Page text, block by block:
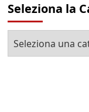
Seleziona la
la